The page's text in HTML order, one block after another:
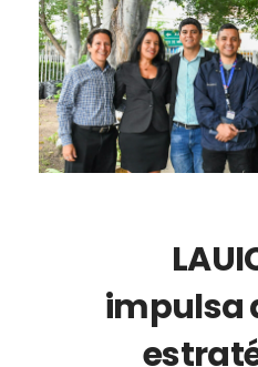
impulsa